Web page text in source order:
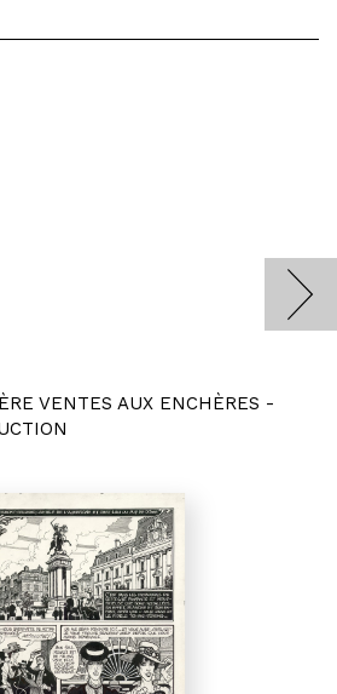
VENTES AUX ENCHÈRES -